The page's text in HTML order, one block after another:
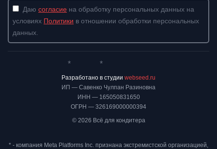
Даю согласие на обработку персональных данных на
условиях Политики в отношении обработки персональных
данных.
ИП — Савенко Чулпан Разиновна
ИНН — 165050831650
ОГРН — 326169000000394
© 2026 Всё для кондитера
* *
Разработано в студии webseed.ru
* - компания Meta Platforms Inc. признана экстремистской организацией,